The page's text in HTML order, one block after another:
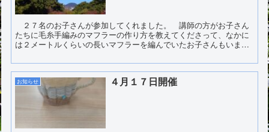
２７名のお子さんが参加してくれました。 講師の方がお子さん
たちに毛糸手編みのマフラーの作り方を教えてくださって、なかに
は２メートルくらいの長いマフラーを編んでいたお子さんもいまし
お知らせ ４月１７日開催